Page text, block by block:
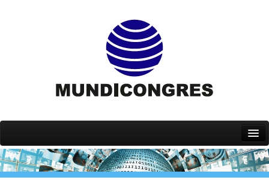
Inicio
Quiénes somos